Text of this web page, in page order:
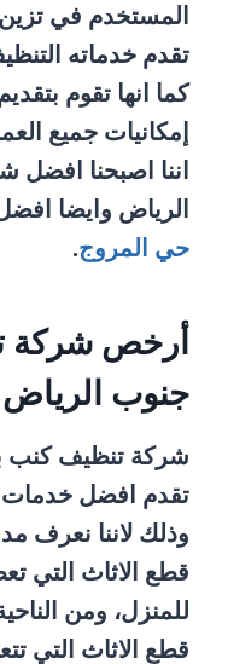
المستخدم في
تقدم خدماته
كما انها تقوم
إمكانيات جميع
اننا اصبحنا
الرياض وايضا
حي المروج.
أرخص شركة
جنوب الرياض
شركة تنظيف كنب
تقدم افضل خدمات
وذلك لاننا نعرف
قطع الاثاث التي
للمنزل، ومن
قطع الاثاث التي